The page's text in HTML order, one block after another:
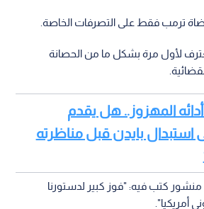
ترمب فقط على التصرفات الخاصة.
يعترف لأول مرة بشكل ما من الحصانة
أدائه المهزوز.. هل يقدم
استبدال بايدن قبل مناظرته
كتب فيه: "فوز كبير لدستورنا
أمريكيا".